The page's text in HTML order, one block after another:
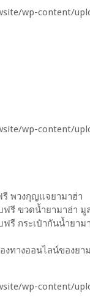
พวงกุญแจยามาฮ่า
รี ขวดน้ำยามาฮ่า มู
รี กระเป๋ากันน้ำยาม
างออนไลน์ของยา